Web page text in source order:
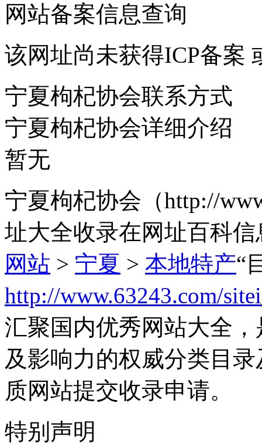
网站备案信息查询
该网址尚未获得ICP备案
宁夏枸杞协会联系方式
宁夏枸杞协会详细介绍
暂无
宁夏枸杞协会（http://
址大全收录在网址百科
网站 > 宁夏 > 本地特产“
http://www.63243.com/
汇聚国内优秀网站大全
及影响力的权威分类目
质网站提交收录申请。
特别声明